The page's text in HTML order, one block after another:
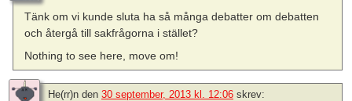
Tänk om vi kunde sluta ha så många debatter om debatten
och återgå till sakfrågorna i stället?
Nothing to see here, move om!
He(rr)n den 30 september, 2013 kl. 12:06 skrev: